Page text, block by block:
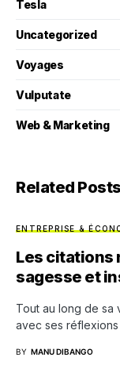
Tesla
Uncategorized
Voyages
Vulputate
Web & Marketing
Related Posts
ENTREPRISE &
Les citations
sagesse et
Tout au long de sa
avec ses
BY MANU DIBANGO